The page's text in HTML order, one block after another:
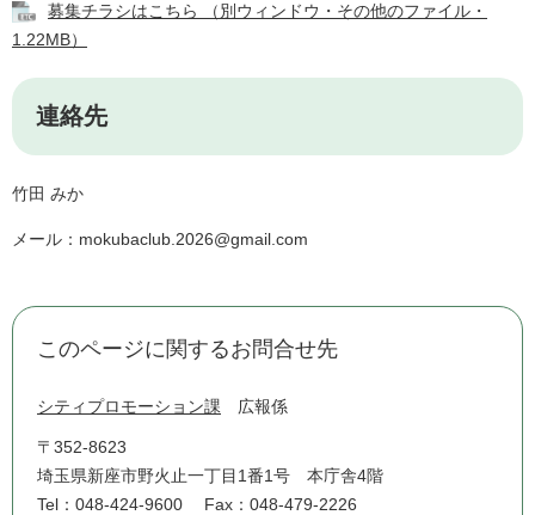
募集チラシはこちら （別ウィンドウ・その他のファイル・
1.22MB）
連絡先
竹田 みか​
メール：mokubaclub.2026@gmail.com
このページに関するお問合せ先
シティプロモーション課 広報係
〒352-8623
埼玉県新座市野火止一丁目1番1号 本庁舎4階
Tel：048-424-9600
Fax：048-479-2226